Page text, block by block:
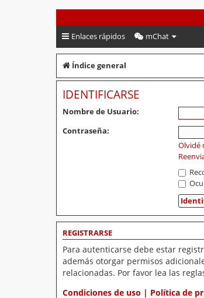
PeruVoley.com
Enlaces rápidos mChat
Índice general
IDENTIFICARSE
Nombre de Usuario:
Contraseña:
Olvidé
REGISTRARSE
Para autenticarse debe estar
además otorgar permisos
relacionadas. Por favor lea las
Condiciones de uso | Política de